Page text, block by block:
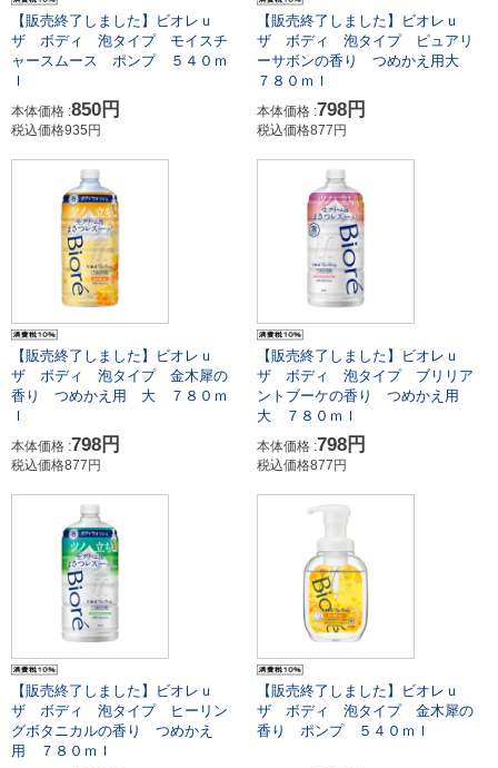
【販売終了しました】ビオレｕ
ザ ボディ 泡タイプ モイスチ
ャースムース ポンプ ５４０ｍ
本体価格 :850円
税込価格935円
【販売終了しました】ビオレｕ
ザ ボディ 泡タイプ ピュアリ
ーサボンの香り つめかえ用大
７８０ｍｌ
本体価格 :798円
税込価格877円
【販売終了しました】ビオレｕ
ザ ボディ 泡タイプ 金木犀の
香り つめかえ用 大 ７８０ｍ
本体価格 :798円
税込価格877円
【販売終了しました】ビオレｕ
ザ ボディ 泡タイプ ブリリア
ントブーケの香り つめかえ用
大 ７８０ｍｌ
本体価格 :798円
税込価格877円
【販売終了しました】ビオレｕ
ザ ボディ 泡タイプ ヒーリン
グボタニカルの香り つめかえ
用 ７８０ｍｌ
【販売終了しました】ビオレｕ
ザ ボディ 泡タイプ 金木犀の
香り ポンプ ５４０ｍｌ